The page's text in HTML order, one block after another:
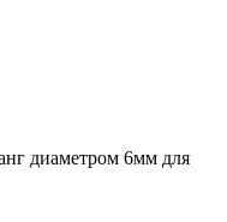
диаметром 6мм для